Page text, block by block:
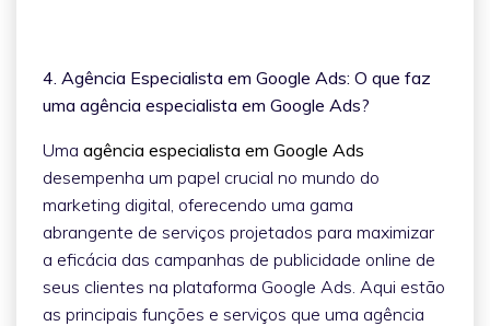
4. Agência Especialista em Google Ads: O que faz
uma agência especialista em Google Ads?
Uma agência especialista em Google Ads
desempenha um papel crucial no mundo do
marketing digital, oferecendo uma gama
abrangente de serviços projetados para maximizar
a eficácia das campanhas de publicidade online de
seus clientes na plataforma Google Ads. Aqui estão
as principais funções e serviços que uma agência